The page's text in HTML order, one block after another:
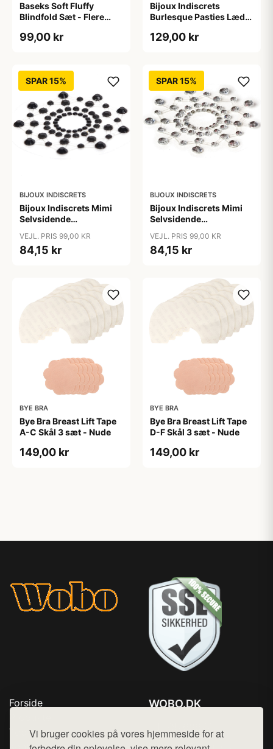
Vi bruger cookies på vores hjemmeside for at
Baseks Soft Fluffy
Blindfold Sæt - Flere
99,00 kr
Bijoux Indiscrets
Burlesque Pasties Læder
129,00 kr
SPAR 15%
BIJOUX INDISCRETS
Bijoux Indiscrets Mimi
Selvsidende
VEJL. PRIS 99,00 KR
84,15 kr
SPAR 15%
BIJOUX INDISCRETS
Bijoux Indiscrets Mimi
Selvsidende
VEJL. PRIS 99,00 KR
84,15 kr
BYE BRA
Bye Bra Breast Lift Tape
A-C Skål 3 sæt - Nude
149,00 kr
BYE BRA
Bye Bra Breast Lift Tape
D-F Skål 3 sæt - Nude
149,00 kr
Forside
Top Rabatter
WOBO.DK
Mail: hej@want.dk